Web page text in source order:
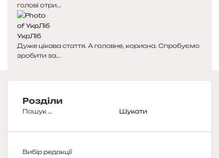
голові отри...
УкрЛіб
Дуже цікава стаття. А головне, корисна. Спробуємо
зробити за...
Розділи
Пошук:
Вибір редакції